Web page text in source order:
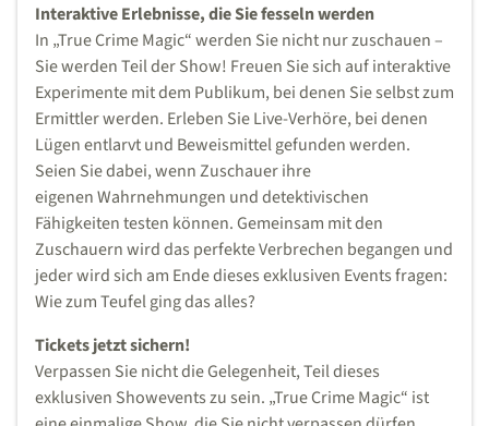
Interaktive Erlebnisse, die Sie fesseln werden
In „True Crime Magic“ werden Sie nicht nur zuschauen –
Sie werden Teil der Show! Freuen Sie sich auf interaktive
Experimente mit dem Publikum, bei denen Sie selbst zum
Ermittler werden. Erleben Sie Live-Verhöre, bei denen
Lügen entlarvt und Beweismittel gefunden werden.
Seien Sie dabei, wenn Zuschauer ihre
eigenen Wahrnehmungen und detektivischen
Fähigkeiten testen können. Gemeinsam mit den
Zuschauern wird das perfekte Verbrechen begangen und
jeder wird sich am Ende dieses exklusiven Events fragen:
Wie zum Teufel ging das alles?
Tickets jetzt sichern!
Verpassen Sie nicht die Gelegenheit, Teil dieses
exklusiven Showevents zu sein. „True Crime Magic“ ist